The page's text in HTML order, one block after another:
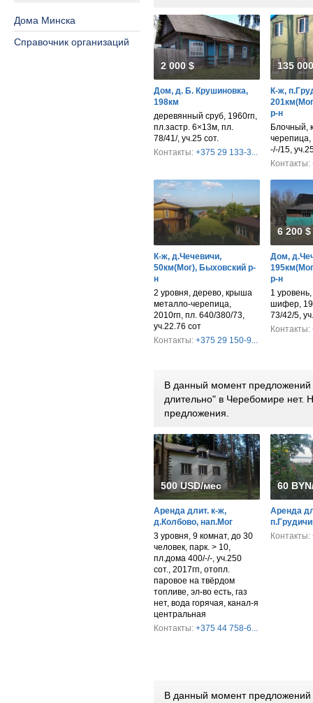
Дома Минска
Справочник организаций
2 000 $
Дом, д. Б. Крушиновка,
198км
деревянный сруб, 1960гп,
пл.застр. 6×13м, пл.
78/41/, уч.25 сот.
Контакты: +375 29 133-3...
135
К-ж,
р-н
Блочный,
черепица,
-/-/15,
Контакты:
К-ж, д.Чечевичи,
50км(Мог), Быховский р-
н
2 уровня, дерево, крыша
металло-черепица,
2010гп, пл. 640/380/73,
уч.22.76 сот
Контакты: +375 29 150-9...
6 200
Дом,
р-н
1
шифер,
73/42/5,
Контакты:
В данный момент
длительно" в Черебомире нет.
предложения.
500 USD/мес
Аренда длит. к-ж,
д.Колбово, нап.Мог
3 уровня, 9 комнат, до 30
человек, парк. > 10,
пл.дома 400/-/-, уч.250
сот., 2017гп, отопл.
паровое на твёрдом
топливе, эл-во есть, газ
нет, вода горячая, канал-я
центральная
Контакты: +375 44 758-6...
60
Аренда
Контакты:
В данный момент